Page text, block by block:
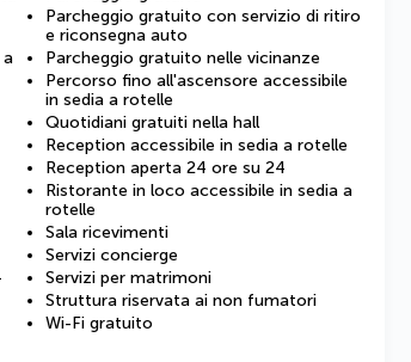
a
Parcheggio gratuito con servizio di ritiro
e riconsegna auto
Parcheggio gratuito nelle vicinanze
Percorso fino all'ascensore accessibile
in sedia a rotelle
Quotidiani gratuiti nella hall
Reception accessibile in sedia a rotelle
Reception aperta 24 ore su 24
Ristorante in loco accessibile in sedia a
rotelle
Sala ricevimenti
Servizi concierge
Servizi per matrimoni
Struttura riservata ai non fumatori
Wi-Fi gratuito